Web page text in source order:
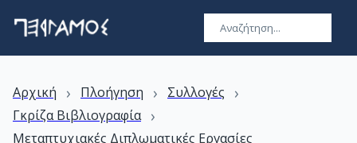
Αρχική › Πλοήγηση › Συλλογές ›
Γκρίζα Βιβλιογραφία ›
Μεταπτυχιακές Διπλωματικές Εργασίες